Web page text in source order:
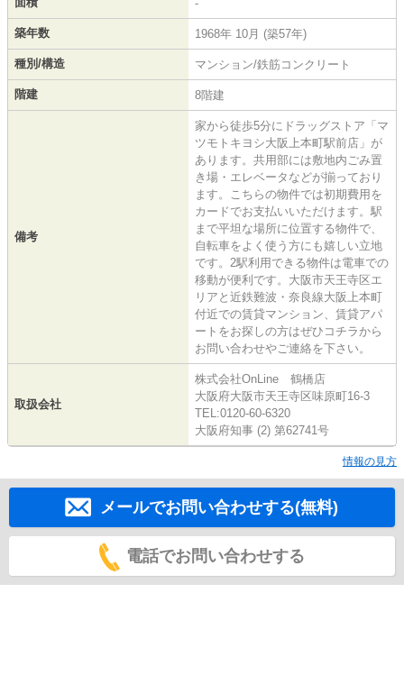
-
築年数 1968年 10月 (築57年)
種別/構造 マンション/鉄筋コンクリート
階建 8階建
備考
家から徒歩5分にドラッグストア「マ
ツモトキヨシ大阪上本町駅前店」が
あります。共用部には敷地内ごみ置
き場・エレベータなどが揃っており
ます。こちらの物件では初期費用を
カードでお支払いいただけます。駅
まで平坦な場所に位置する物件で、
自転車をよく使う方にも嬉しい立地
です。2駅利用できる物件は電車での
移動が便利です。大阪市天王寺区エ
リアと近鉄難波・奈良線大阪上本町
付近での賃貸マンション、賃貸アパ
ートをお探しの方はぜひコチラから
お問い合わせやご連絡を下さい。
取扱会社
株式会社OnLine 鶴橋店
大阪府大阪市天王寺区味原町16-3
TEL:0120-60-6320
大阪府知事 (2) 第62741号
情報の見方
メールでお問い合わせする(無料)
電話でお問い合わせする